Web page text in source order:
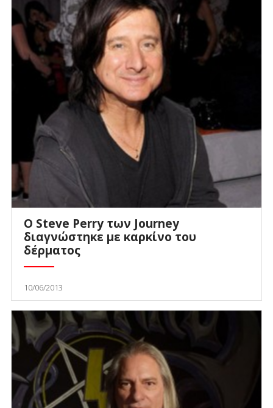
Ο Steve Perry των Journey
διαγνώστηκε με καρκίνο του
δέρματος
10/06/2013